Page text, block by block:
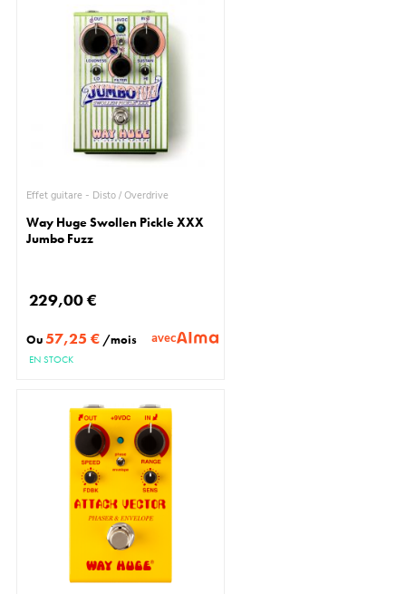
Effet guitare - Disto / Overdrive
Way Huge Swollen Pickle XXX
Jumbo Fuzz
229,00 €
Ou57,25 € /mois avec
EN STOCK